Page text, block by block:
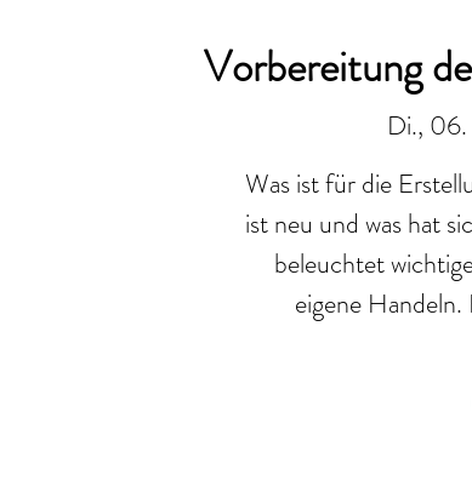
Vorbereitung
Di.,
Was ist für die
ist neu und was hat
beleuchtet
eigene